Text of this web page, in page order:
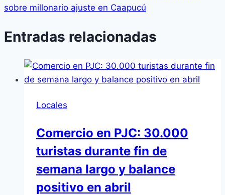
sobre millonario ajuste en Caapucú
Entradas relacionadas
Locales
Comercio en PJC: 30.000
turistas durante fin de
semana largo y balance
positivo en abril